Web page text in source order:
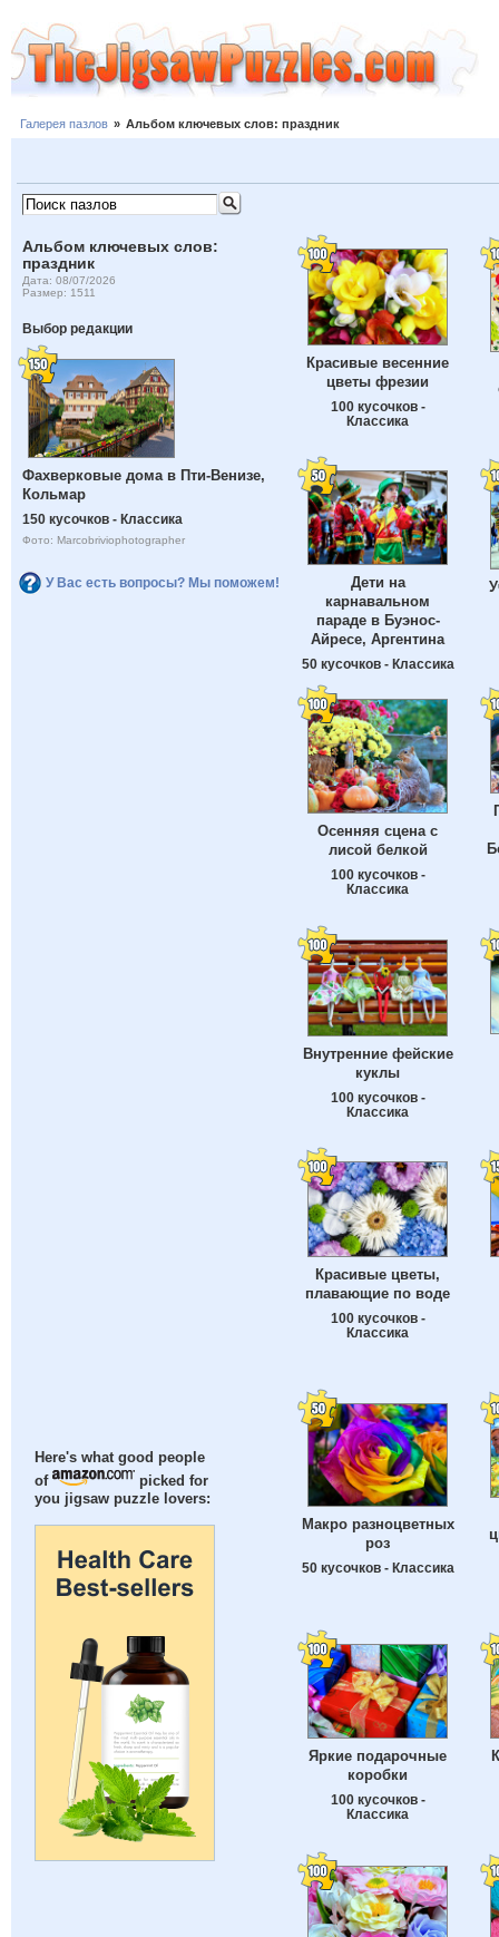
Галерея пазлов » Альбом ключевых слов: праздник
Альбом ключевых слов:
праздник
Дата: 08/07/2026
Размер: 1511
Выбор редакции
Фахверковые дома в Пти-Венизе,
Кольмар
150 кусочков - Классика
Фото: Marcobriviophotographer
У Вас есть вопросы? Мы поможем!
Here's what good people
of
picked for
you jigsaw puzzle lovers:
Красивые весенние
цветы фрезии
100 кусочков -
Классика
Дети на
карнавальном
параде в Буэнос-
Айресе, Аргентина
50 кусочков - Классика
Осенняя сцена с
лисой белкой
100 кусочков -
Классика
Внутренние фейские
куклы
100 кусочков -
Классика
Красивые цветы,
плавающие по воде
100 кусочков -
Классика
Макро разноцветных
роз
50 кусочков - Классика
Яркие подарочные
коробки
100 кусочков -
Классика